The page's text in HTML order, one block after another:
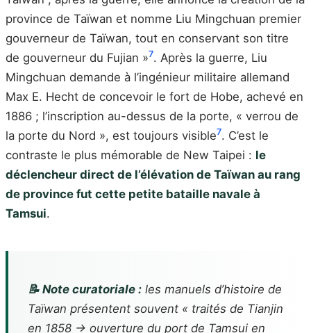
province de Taïwan et nomme Liu Mingchuan premier
gouverneur de Taïwan, tout en conservant son titre
de gouverneur du Fujian »7. Après la guerre, Liu
Mingchuan demande à l’ingénieur militaire allemand
Max E. Hecht de concevoir le fort de Hobe, achevé en
1886 ; l’inscription au-dessus de la porte, « verrou de
la porte du Nord », est toujours visible7. C’est le
contraste le plus mémorable de New Taipei : le
déclencheur direct de l’élévation de Taïwan au rang
de province fut cette petite bataille navale à
Tamsui.
📝 Note curatoriale : les manuels d’histoire de
Taïwan présentent souvent « traités de Tianjin
en 1858 → ouverture du port de Tamsui en